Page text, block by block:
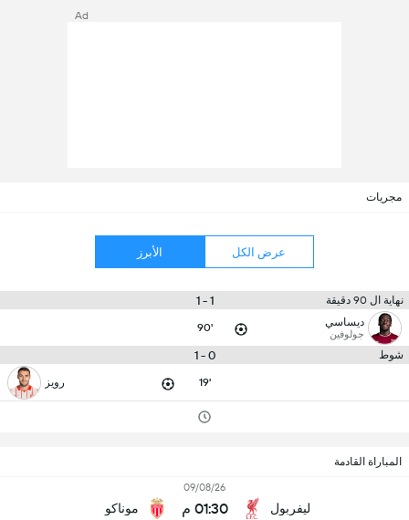
Ad
مجريات
عرض الكل الأبرز
نهاية ال 90 دقيقة 1 - 1
ديساسي
جولوفين 90'
شوط 0 - 1
19' رويز
المباراة القادمة
ليفربول
09/08/26
01:30 م موناكو